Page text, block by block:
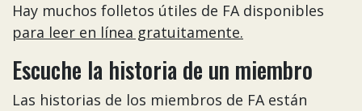
Hay muchos folletos útiles de FA disponibles
para leer en línea gratuitamente.
Escuche la historia de un miembro
Las historias de los miembros de FA están